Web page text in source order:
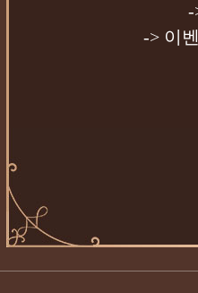
-
-> 이